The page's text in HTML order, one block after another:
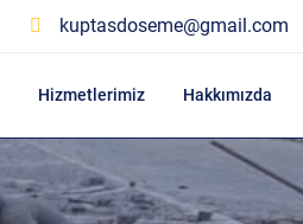
kuptasdoseme@gmail.com
Hizmetlerimiz Hakkımızda